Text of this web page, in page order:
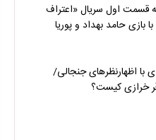
قسمت اول سریال «اعتراف
بازی حامد بهداد و پوریا
با اظهارنظرهای جنجالی/
خرازی کیست؟